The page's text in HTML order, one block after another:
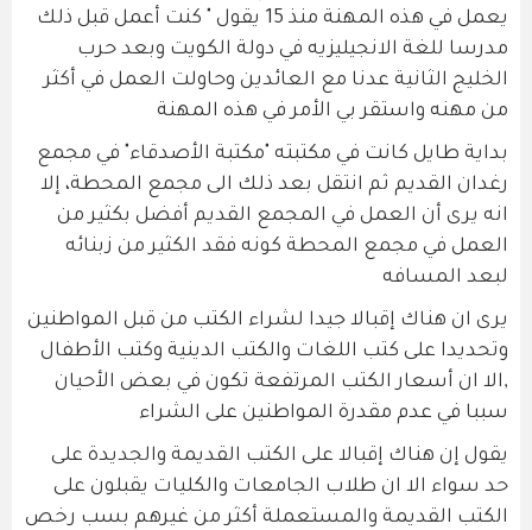
يعمل في هذه المهنة منذ 15 يقول " كنت أعمل قبل ذلك
مدرسا للغة الانجيليزيه في دولة الكويت وبعد حرب
الخليج الثانية عدنا مع العائدين وحاولت العمل في أكثر
من مهنه واستقر بي الأمر في هذه المهنة
بداية طايل كانت في مكتبته "مكتبة الأصدقاء" في مجمع
رغدان القديم ثم انتقل بعد ذلك الى مجمع المحطة، إلا
انه يرى أن العمل في المجمع القديم أفضل بكثير من
العمل في مجمع المحطة كونه فقد الكثير من زبنائه
لبعد المسافه
يرى ان هناك إقبالا جيدا لشراء الكتب من قبل المواطنين
وتحديدا على كتب اللغات والكتب الدينية وكتب الأطفال
,الا ان أسعار الكتب المرتفعة تكون في بعض الأحيان
سببا في عدم مقدرة المواطنين على الشراء
يقول إن هناك إقبالا على الكتب القديمة والجديدة على
حد سواء الا ان طلاب الجامعات والكليات يقبلون على
الكتب القديمة والمستعملة أكثر من غيرهم بسب رخص